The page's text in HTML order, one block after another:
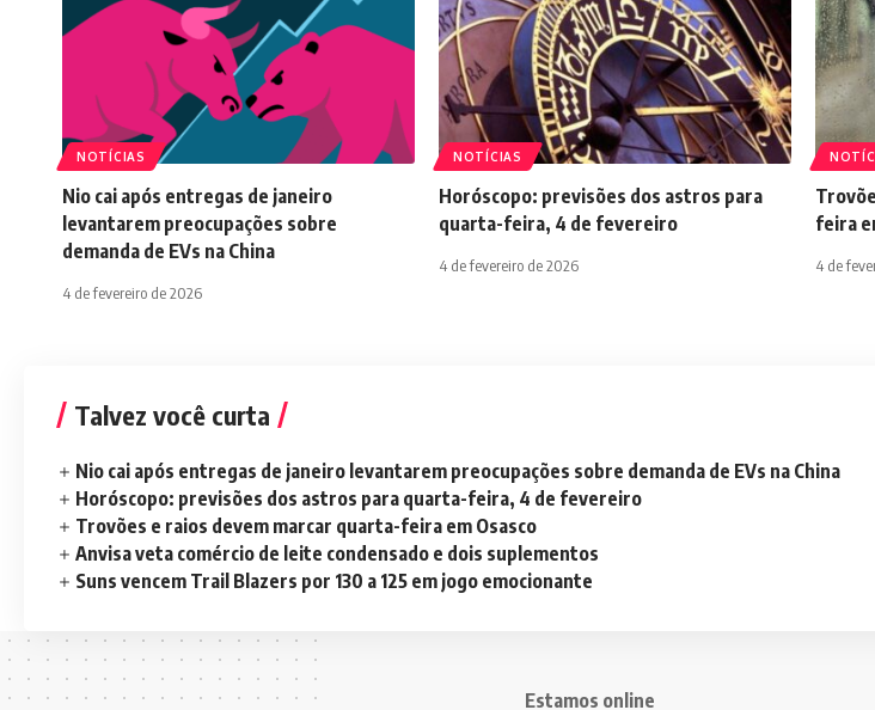
NOTÍCIAS
Nio cai após entregas de janeiro
levantarem preocupações sobre
demanda de EVs na China
4 de fevereiro de 2026
NOTÍCIAS
Horóscopo: previsões dos astros para
quarta-feira, 4 de fevereiro
4 de fevereiro de 2026
feira
4 de
Talvez você curta
Nio cai após entregas de janeiro levantarem preocupações sobre demanda de EVs na China
Horóscopo: previsões dos astros para quarta-feira, 4 de fevereiro
Trovões e raios devem marcar quarta-feira em Osasco
Anvisa veta comércio de leite condensado e dois suplementos
Suns vencem Trail Blazers por 130 a 125 em jogo emocionante
Estamos online